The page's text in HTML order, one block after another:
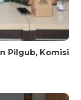
Pilgub, Komisi